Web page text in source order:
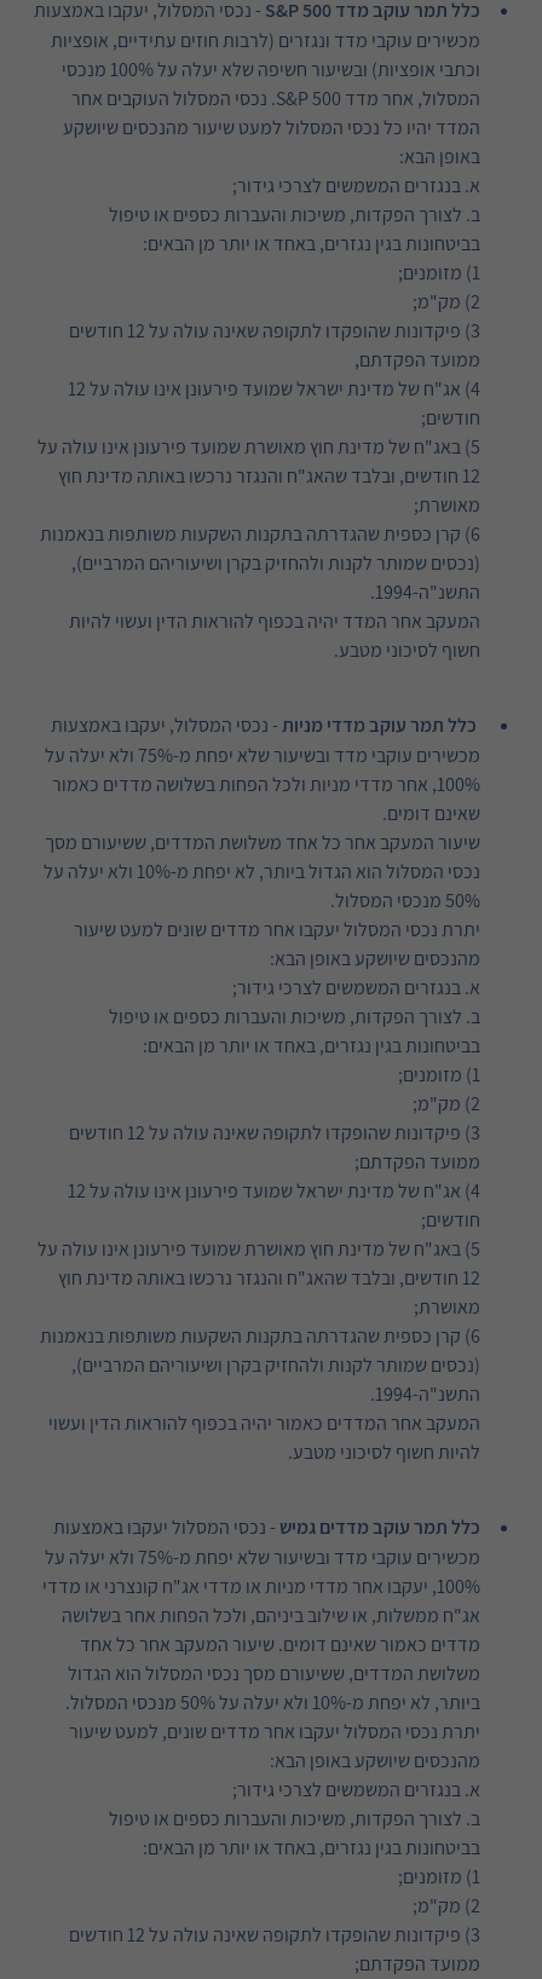
כלל תמר עוקב מדדS&P 500 - נכסי המסלול, יעקבו באמצעות
מכשירים עוקבי מדד ונגזרים (לרבות חוזים עתידיים, אופציות
וכתבי אופציות) ובשיעור חשיפה שלא יעלה על 100% מנכסי
המסלול, אחר מדד 500 S&P. נכסי המסלול העוקבים אחר
המדד יהיו כל נכסי המסלול למעט שיעור מהנכסים שיושקע
באופן הבא:
א. בנגזרים המשמשים לצרכי גידור;
ב. לצורך הפקדות, משיכות והעברות כספים או טיפול
בביטחונות בגין נגזרים, באחד או יותר מן הבאים:
1) מזומנים;
2) מק"מ;
3) פיקדונות שהופקדו לתקופה שאינה עולה על 12 חודשים
ממועד הפקדתם,
4) אג"ח של מדינת ישראל שמועד פירעונן אינו עולה על 12
חודשים;
5) באג"ח של מדינת חוץ מאושרת שמועד פירעונן אינו עולה על
12 חודשים, ובלבד שהאג"ח והנגזר נרכשו באותה מדינת חוץ
מאושרת;
6) קרן כספית שהגדרתה בתקנות השקעות משותפות בנאמנות
(נכסים שמותר לקנות ולהחזיק בקרן ושיעוריהם המרביים),
התשנ"ה-1994.
המעקב אחר המדד יהיה בכפוף להוראות הדין ועשוי להיות
חשוף לסיכוני מטבע.
כלל תמר עוקב מדדי מניות - נכסי המסלול, יעקבו באמצעות
מכשירים עוקבי מדד ובשיעור שלא יפחת מ-75% ולא יעלה על
100%, אחר מדדי מניות ולכל הפחות בשלושה מדדים כאמור
שאינם דומים.
שיעור המעקב אחר כל אחד משלושת המדדים, ששיעורם מסך
נכסי המסלול הוא הגדול ביותר, לא יפחת מ-10% ולא יעלה על
50% מנכסי המסלול.
יתרת נכסי המסלול יעקבו אחר מדדים שונים למעט שיעור
מהנכסים שיושקע באופן הבא:
א. בנגזרים המשמשים לצרכי גידור;
ב. לצורך הפקדות, משיכות והעברות כספים או טיפול
בביטחונות בגין נגזרים, באחד או יותר מן הבאים:
1) מזומנים;
2) מק"מ;
3) פיקדונות שהופקדו לתקופה שאינה עולה על 12 חודשים
ממועד הפקדתם;
4) אג"ח של מדינת ישראל שמועד פירעונן אינו עולה על 12
חודשים;
5) באג"ח של מדינת חוץ מאושרת שמועד פירעונן אינו עולה על
12 חודשים, ובלבד שהאג"ח והנגזר נרכשו באותה מדינת חוץ
מאושרת;
6) קרן כספית שהגדרתה בתקנות השקעות משותפות בנאמנות
(נכסים שמותר לקנות ולהחזיק בקרן ושיעוריהם המרביים),
התשנ"ה-1994.
המעקב אחר המדדים כאמור יהיה בכפוף להוראות הדין ועשוי
להיות חשוף לסיכוני מטבע.
כלל תמר עוקב מדדים גמיש - נכסי המסלול יעקבו באמצעות
מכשירים עוקבי מדד ובשיעור שלא יפחת מ-75% ולא יעלה על
100%, יעקבו אחר מדדי מניות או מדדי אג"ח קונצרני או מדדי
אג"ח ממשלות, או שילוב ביניהם, ולכל הפחות אחר בשלושה
מדדים כאמור שאינם דומים. שיעור המעקב אחר כל אחד
משלושת המדדים, ששיעורם מסך נכסי המסלול הוא הגדול
ביותר, לא יפחת מ-10% ולא יעלה על 50% מנכסי המסלול.
יתרת נכסי המסלול יעקבו אחר מדדים שונים, למעט שיעור
מהנכסים שיושקע באופן הבא:
א. בנגזרים המשמשים לצרכי גידור;
ב. לצורך הפקדות, משיכות והעברות כספים או טיפול
בביטחונות בגין נגזרים, באחד או יותר מן הבאים:
1) מזומנים;
2) מק"מ;
3) פיקדונות שהופקדו לתקופה שאינה עולה על 12 חודשים
ממועד הפקדתם;